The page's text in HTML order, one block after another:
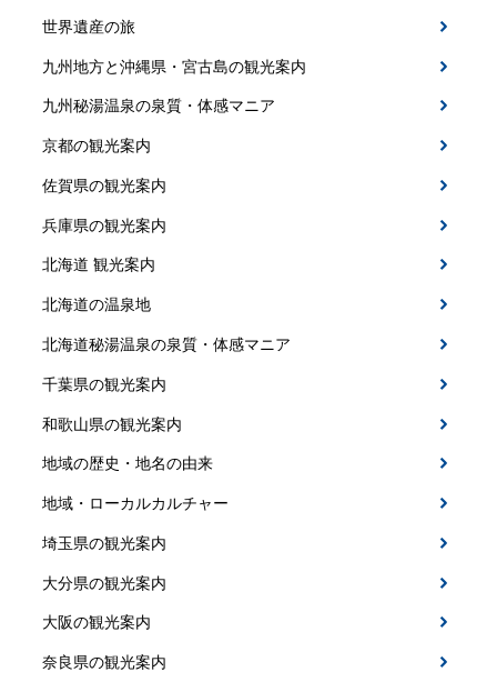
世界遺産の旅
九州地方と沖縄県・宮古島の観光案内
九州秘湯温泉の泉質・体感マニア
京都の観光案内
佐賀県の観光案内
兵庫県の観光案内
北海道 観光案内
北海道の温泉地
北海道秘湯温泉の泉質・体感マニア
千葉県の観光案内
和歌山県の観光案内
地域の歴史・地名の由来
地域・ローカルカルチャー
埼玉県の観光案内
大分県の観光案内
大阪の観光案内
奈良県の観光案内